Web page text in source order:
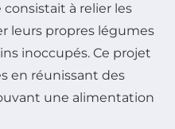
consistait à relier les
leurs propres légumes
inoccupés. Ce projet
en réunissant des
une alimentation